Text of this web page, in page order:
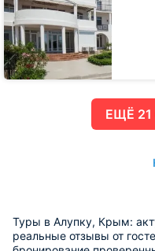
Туры в Алупку, Крым:
реальные отзывы от